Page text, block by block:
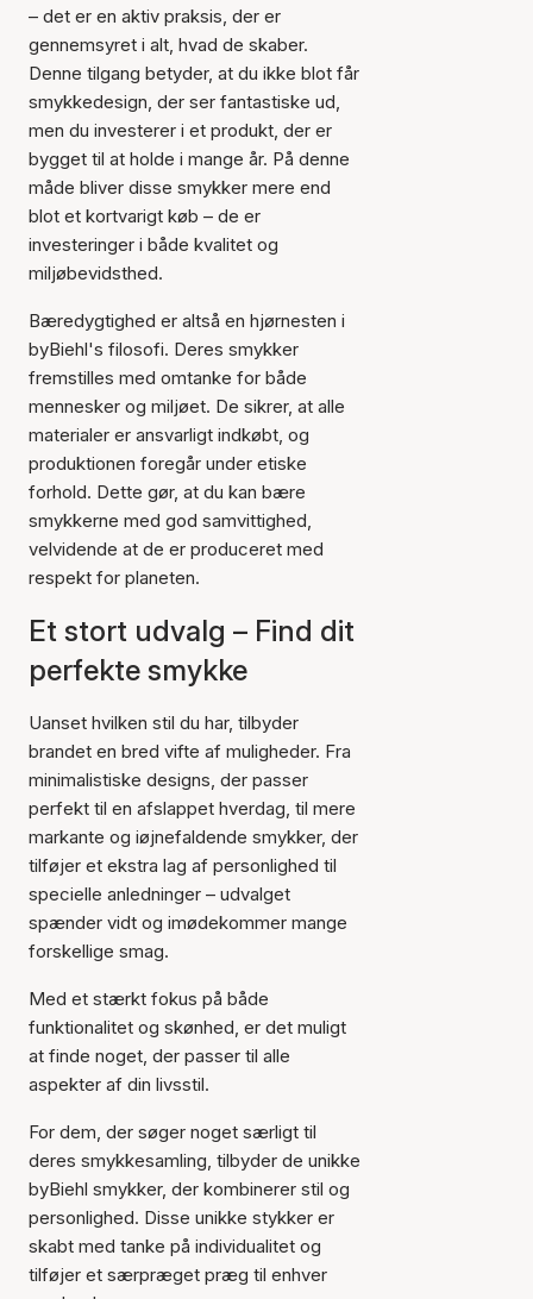
– det er en aktiv praksis, der er
gennemsyret i alt, hvad de skaber.
Denne tilgang betyder, at du ikke blot får
smykkedesign, der ser fantastiske ud,
men du investerer i et produkt, der er
bygget til at holde i mange år. På denne
måde bliver disse smykker mere end
blot et kortvarigt køb – de er
investeringer i både kvalitet og
miljøbevidsthed.
Bæredygtighed er altså en hjørnesten i
byBiehl's filosofi. Deres smykker
fremstilles med omtanke for både
mennesker og miljøet. De sikrer, at alle
materialer er ansvarligt indkøbt, og
produktionen foregår under etiske
forhold. Dette gør, at du kan bære
smykkerne med god samvittighed,
velvidende at de er produceret med
respekt for planeten.
Et stort udvalg – Find dit
perfekte smykke
Uanset hvilken stil du har, tilbyder
brandet en bred vifte af muligheder. Fra
minimalistiske designs, der passer
perfekt til en afslappet hverdag, til mere
markante og iøjnefaldende smykker, der
tilføjer et ekstra lag af personlighed til
specielle anledninger – udvalget
spænder vidt og imødekommer mange
forskellige smag.
Med et stærkt fokus på både
funktionalitet og skønhed, er det muligt
at finde noget, der passer til alle
aspekter af din livsstil.
For dem, der søger noget særligt til
deres smykkesamling, tilbyder de unikke
byBiehl smykker, der kombinerer stil og
personlighed. Disse unikke stykker er
skabt med tanke på individualitet og
tilføjer et særpræget præg til enhver